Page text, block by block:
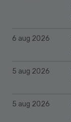
6 aug 2026
5 aug 2026
5 aug 2026